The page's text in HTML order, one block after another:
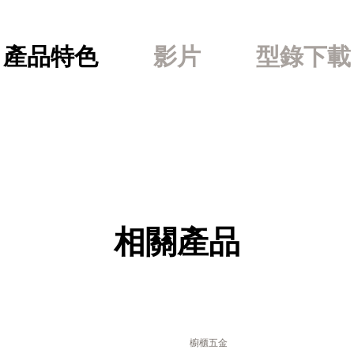
產品特色 影片 型錄下載
相關產品
櫥櫃五金